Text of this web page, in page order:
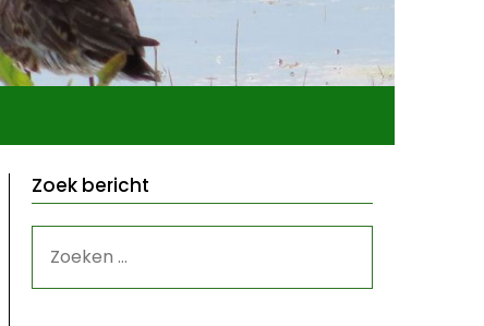
Zoek bericht
NAAR: